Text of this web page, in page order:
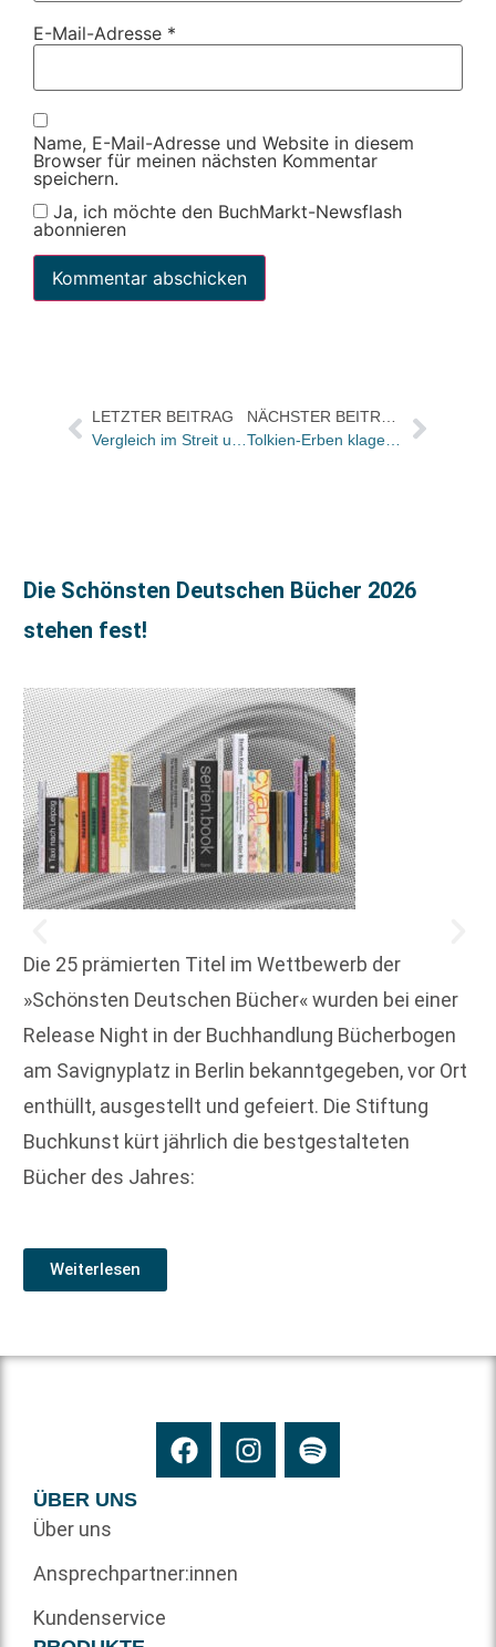
E-Mail-Adresse *
Name, E-Mail-Adresse und Website in diesem
Browser für meinen nächsten Kommentar
speichern.
Ja, ich möchte den BuchMarkt-Newsflash
abonnieren
LETZTER BEITRAG
Die Schönsten Deutschen Bücher 2026
stehen fest!
Die 25 prämierten Titel im Wettbewerb der
»Schönsten Deutschen Bücher« wurden bei einer
Release Night in der Buchhandlung Bücherbogen
am Savignyplatz in Berlin bekanntgegeben, vor Ort
enthüllt, ausgestellt und gefeiert. Die Stiftung
Buchkunst kürt jährlich die bestgestalteten
Bücher des Jahres:
Weiterlesen
ÜBER UNS
Über uns
Ansprechpartner:innen
Kundenservice